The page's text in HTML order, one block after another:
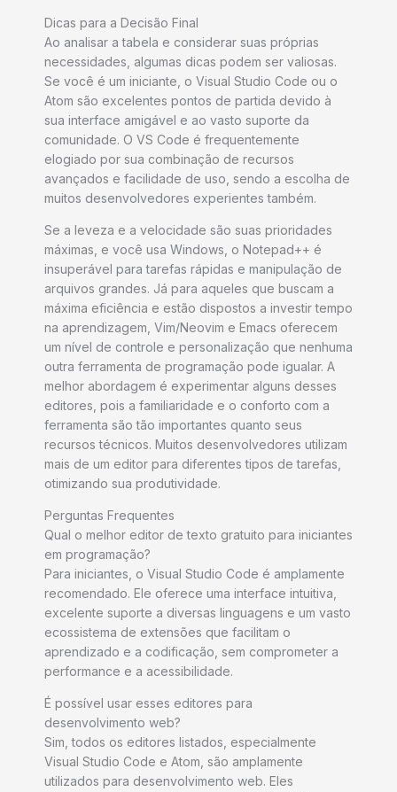
Dicas para a Decisão Final
Ao analisar a tabela e considerar suas próprias
necessidades, algumas dicas podem ser valiosas.
Se você é um iniciante, o Visual Studio Code ou o
Atom são excelentes pontos de partida devido à
sua interface amigável e ao vasto suporte da
comunidade. O VS Code é frequentemente
elogiado por sua combinação de recursos
avançados e facilidade de uso, sendo a escolha de
muitos desenvolvedores experientes também.
Se a leveza e a velocidade são suas prioridades
máximas, e você usa Windows, o Notepad++ é
insuperável para tarefas rápidas e manipulação de
arquivos grandes. Já para aqueles que buscam a
máxima eficiência e estão dispostos a investir tempo
na aprendizagem, Vim/Neovim e Emacs oferecem
um nível de controle e personalização que nenhuma
outra ferramenta de programação pode igualar. A
melhor abordagem é experimentar alguns desses
editores, pois a familiaridade e o conforto com a
ferramenta são tão importantes quanto seus
recursos técnicos. Muitos desenvolvedores utilizam
mais de um editor para diferentes tipos de tarefas,
otimizando sua produtividade.
Perguntas Frequentes
Qual o melhor editor de texto gratuito para iniciantes
em programação?
Para iniciantes, o Visual Studio Code é amplamente
recomendado. Ele oferece uma interface intuitiva,
excelente suporte a diversas linguagens e um vasto
ecossistema de extensões que facilitam o
aprendizado e a codificação, sem comprometer a
performance e a acessibilidade.
É possível usar esses editores para
desenvolvimento web?
Sim, todos os editores listados, especialmente
Visual Studio Code e Atom, são amplamente
utilizados para desenvolvimento web. Eles